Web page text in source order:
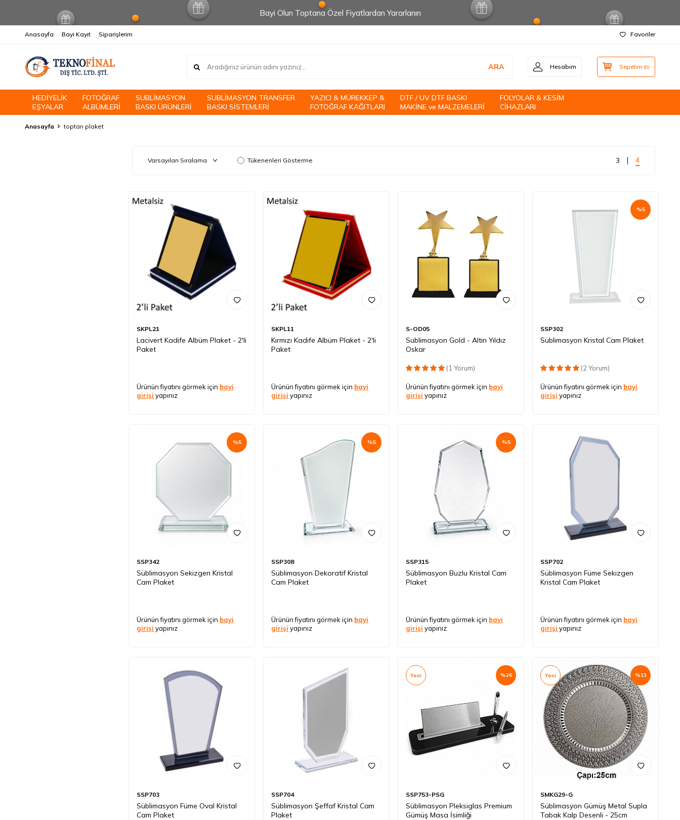
Bayi Olun Toptana Özel Fiyatlardan Yararlanın
Anasayfa Bayi Kayıt Siparişlerim Favoriler
ARA Hesabım Sepetim (0)
HEDİYELİK
EŞYALAR
FOTOĞRAF
ALBÜMLERİ
SUBLİMASYON
BASKI ÜRÜNLERİ
SUBLİMASYON TRANSFER
BASKI SİSTEMLERİ
YAZICI & MÜREKKEP &
FOTOĞRAF KAĞITLARI
DTF / UV DTF BASKI
MAKİNE ve MALZEMELERİ
FOLYOLAR & KESİM
CİHAZLARI
Anasayfa toptan plaket
Tükenenleri Gösterme 3 4
SKPL21
Lacivert Kadife Albüm Plaket - 2'li
Paket
Ürünün fiyatını görmek için bayi
girişi yapınız
SKPL11
Kırmızı Kadife Albüm Plaket - 2'li
Paket
Ürünün fiyatını görmek için bayi
girişi yapınız
S-OD05
Sublimasyon Gold - Altın Yıldız
Oskar
(1 Yorum)
Ürünün fiyatını görmek için bayi
girişi yapınız
%5
SSP302
Süblimasyon Kristal Cam Plaket
(2 Yorum)
Ürünün fiyatını görmek için bayi
girişi yapınız
%5
SSP342
Süblimasyon Sekizgen Kristal
Cam Plaket
Ürünün fiyatını görmek için bayi
girişi yapınız
%5
SSP308
Süblimasyon Dekoratif Kristal
Cam Plaket
Ürünün fiyatını görmek için bayi
girişi yapınız
%5
SSP315
Süblimasyon Buzlu Kristal Cam
Plaket
Ürünün fiyatını görmek için bayi
girişi yapınız
SSP702
Süblimasyon Füme Sekizgen
Kristal Cam Plaket
Ürünün fiyatını görmek için bayi
girişi yapınız
SSP703
Süblimasyon Füme Oval Kristal
Cam Plaket
SSP704
Süblimasyon Şeffaf Kristal Cam
Plaket
%26
Yeni
SSP753-PSG
Süblimasyon Pleksiglas Premium
Gümüş Masa İsimliği
%13
Yeni
SMKG29-G
Süblimasyon Gümüş Metal Supla
Tabak Kalp Desenli - 25cm